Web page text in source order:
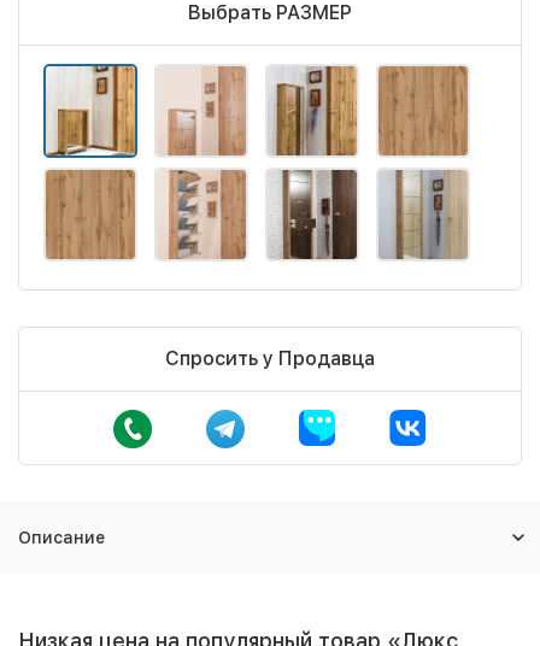
Выбрать РАЗМЕР
Спросить у Продавца
Описание
Низкая цена на популярный товар «Люкс